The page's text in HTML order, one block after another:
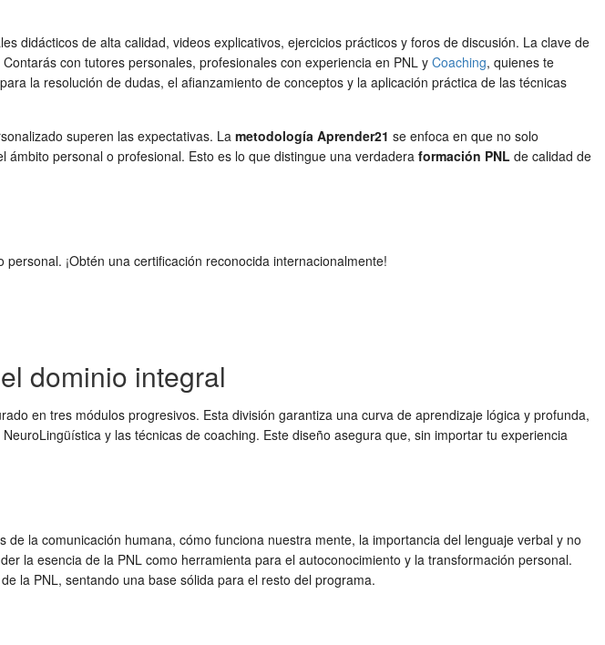
didácticos de alta calidad, videos explicativos, ejercicios prácticos y foros de discusión. La clave de
con tutores personales, profesionales con experiencia en PNL y Coaching, quienes te
la resolución de dudas, el afianzamiento de conceptos y la aplicación práctica de las técnicas
superen las expectativas. La metodología Aprender21 se enfoca en que no solo
personal o profesional. Esto es lo que distingue una verdadera formación PNL de calidad de
¡Obtén una certificación reconocida internacionalmente!
dominio integral
en tres módulos progresivos. Esta división garantiza una curva de aprendizaje lógica y profunda,
y las técnicas de coaching. Este diseño asegura que, sin importar tu experiencia
la comunicación humana, cómo funciona nuestra mente, la importancia del lenguaje verbal y no
la esencia de la PNL como herramienta para el autoconocimiento y la transformación personal.
la PNL, sentando una base sólida para el resto del programa.